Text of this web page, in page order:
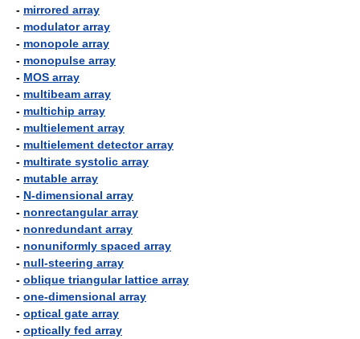
- mirrored array
- modulator array
- monopole array
- monopulse array
- MOS array
- multibeam array
- multichip array
- multielement array
- multielement detector array
- multirate systolic array
- mutable array
- N-dimensional array
- nonrectangular array
- nonredundant array
- nonuniformly spaced array
- null-steering array
- oblique triangular lattice array
- one-dimensional array
- optical gate array
- optically fed array